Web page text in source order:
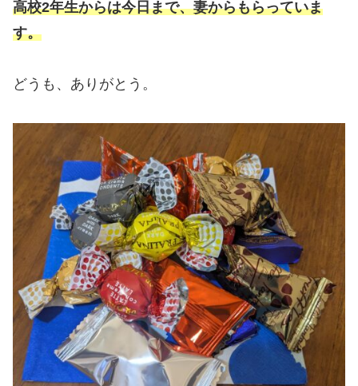
高校2年生からは今日まで、妻からもらっていま
す。
どうも、ありがとう。